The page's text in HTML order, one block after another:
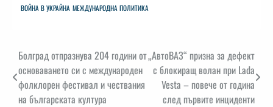
ВОЙНА В УКРАЙНА МЕЖДУНАРОДНА ПОЛИТИКА
Навигация
Болград отпразнува 204 години от
основаването си с международен
фолклорен фестивал и чествания
на българската култура
„АвтоВАЗ“ призна за дефект
с блокиращ волан при Lada
Vesta – повече от година
след първите инциденти